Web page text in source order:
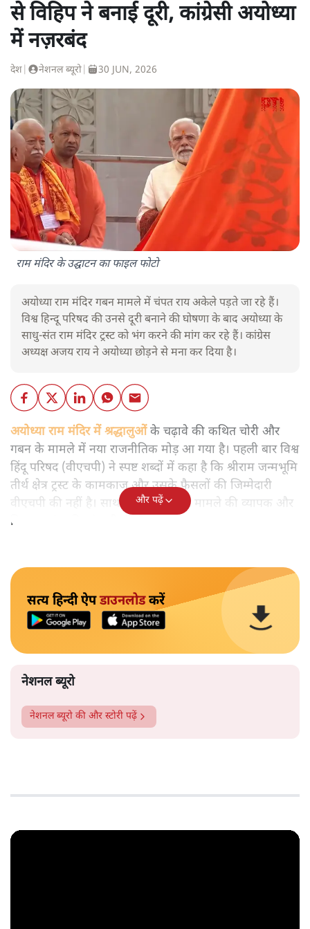
से विहिप ने बनाई दूरी, कांग्रेसी अयोध्या
में नज़रबंद
देश नेशनल ब्यूरो 30 JUN, 2026
राम मंदिर के उद्घाटन का फाइल फोटो
अयोध्या राम मंदिर गबन मामले में चंपत राय अकेले पड़ते जा रहे हैं।
विश्व हिन्दू परिषद की उनसे दूरी बनाने की घोषणा के बाद अयोध्या के
साधु-संत राम मंदिर ट्रस्ट को भंग करने की मांग कर रहे हैं। कांग्रेस
अध्यक्ष अजय राय ने अयोध्या छोड़ने से मना कर दिया है।
अयोध्या राम मंदिर में श्रद्धालुओंके चढ़ावे की कथित चोरी और
गबन के मामले में नया राजनीतिक मोड़ आ गया है। पहली बार विश्व
हिंदू परिषद (वीएचपी) ने स्पष्ट शब्दों में कहा है कि श्रीराम जन्मभूमि
तीर्थ क्षेत्र ट्रस्ट के कामकाज और उसके फैसलों की जिम्मेदारी
वीएचपी की नहीं है। साथ ही संगठन ने पूरे मामले की व्यापक और
निष्पक्ष जांच की मांग भी की है।
और पढ़ें
सत्य हिन्दी ऐपडाउनलोडकरें
नेशनल ब्यूरो
नेशनल ब्यूरो की और स्टोरी पढ़ें